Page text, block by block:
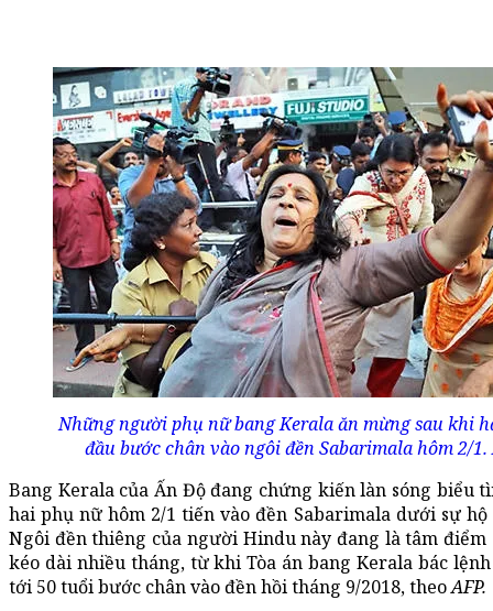
Những người phụ nữ bang Kerala ăn mừng sau khi
đầu bước chân vào ngôi đền Sabarimala hôm 2/1.
Bang Kerala của Ấn Độ đang chứng kiến làn sóng biểu
hai phụ nữ hôm 2/1 tiến vào đền Sabarimala dưới sự hộ
Ngôi đền thiêng của người Hindu này đang là tâm điểm
kéo dài nhiều tháng, từ khi Tòa án bang Kerala bác
tới 50 tuổi bước chân vào đền hồi tháng 9/2018, theoAFP.